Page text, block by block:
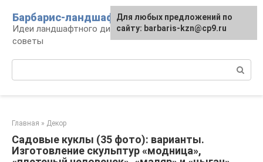
контенту
Барбарис-ландшафт
Идеи ландшафтного дизайна, правила и
советы
Главная » Декор
Садовые куклы (35 фото): варианты.
Изготовление скульптур «модница»,
Для любых предложений по
сайту: barbaris-kzn@cp9.ru